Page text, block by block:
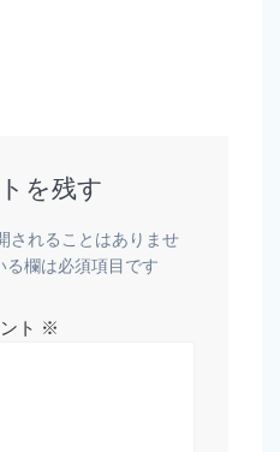
を残す
されることはありませ
る欄は必須項目です
ト ※